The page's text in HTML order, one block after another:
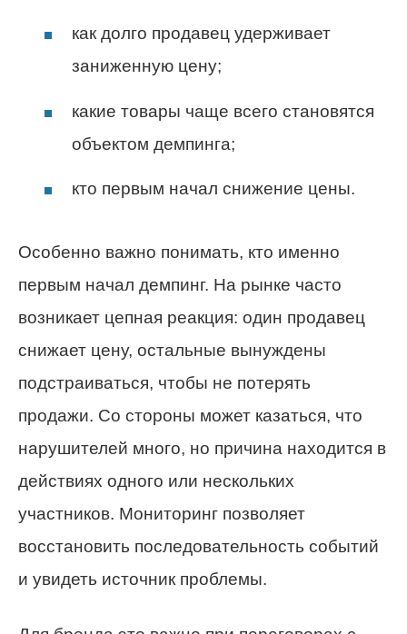
как долго продавец удерживает
заниженную цену;
какие товары чаще всего становятся
объектом демпинга;
кто первым начал снижение цены.
Особенно важно понимать, кто именно
первым начал демпинг. На рынке часто
возникает цепная реакция: один продавец
снижает цену, остальные вынуждены
подстраиваться, чтобы не потерять
продажи. Со стороны может казаться, что
нарушителей много, но причина находится в
действиях одного или нескольких
участников. Мониторинг позволяет
восстановить последовательность событий
и увидеть источник проблемы.